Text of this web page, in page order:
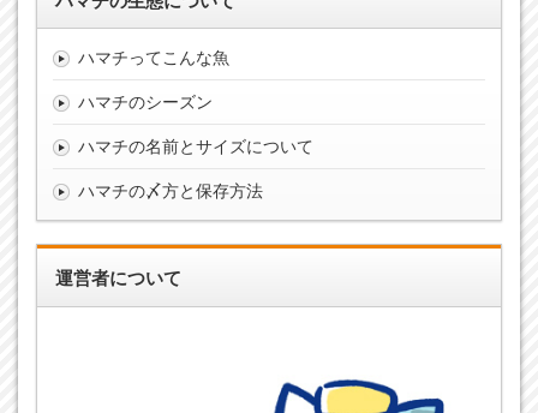
ハマチってこんな魚
ハマチのシーズン
ハマチの名前とサイズについて
ハマチの〆方と保存方法
運営者について